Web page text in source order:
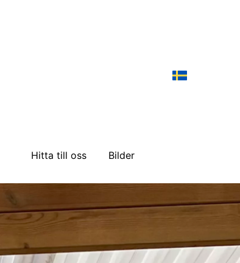
Hitta till oss Bilder